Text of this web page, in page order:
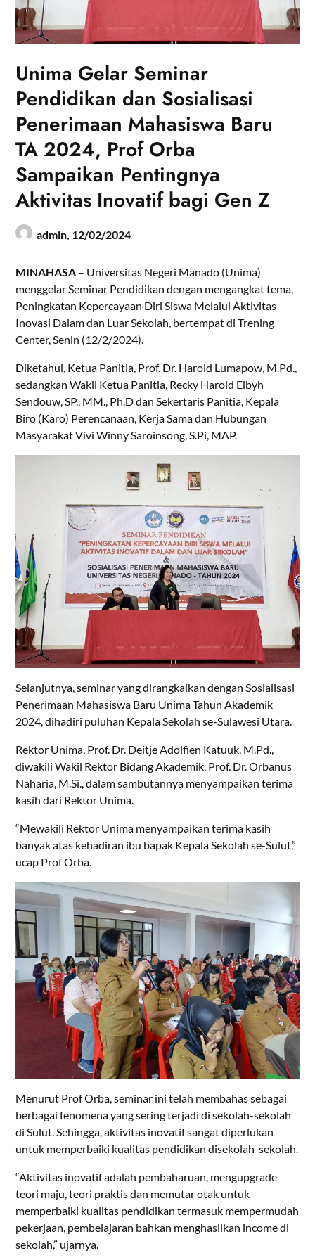
Unima Gelar Seminar
Pendidikan dan Sosialisasi
Penerimaan Mahasiswa Baru
TA 2024, Prof Orba
Sampaikan Pentingnya
Aktivitas Inovatif bagi Gen Z
admin, 12/02/2024
MINAHASA – Universitas Negeri Manado (Unima)
menggelar Seminar Pendidikan dengan mengangkat tema,
Peningkatan Kepercayaan Diri Siswa Melalui Aktivitas
Inovasi Dalam dan Luar Sekolah, bertempat di Trening
Center, Senin (12/2/2024).
Diketahui, Ketua Panitia, Prof. Dr. Harold Lumapow, M.Pd.,
sedangkan Wakil Ketua Panitia, Recky Harold Elbyh
Sendouw, SP., MM., Ph.D dan Sekertaris Panitia, Kepala
Biro (Karo) Perencanaan, Kerja Sama dan Hubungan
Masyarakat Vivi Winny Saroinsong, S.Pi, MAP.
Selanjutnya, seminar yang dirangkaikan dengan Sosialisasi
Penerimaan Mahasiswa Baru Unima Tahun Akademik
2024, dihadiri puluhan Kepala Sekolah se-Sulawesi Utara.
Rektor Unima, Prof. Dr. Deitje Adolfien Katuuk, M.Pd.,
diwakili Wakil Rektor Bidang Akademik, Prof. Dr. Orbanus
Naharia, M.Si., dalam sambutannya menyampaikan terima
kasih dari Rektor Unima.
“Mewakili Rektor Unima menyampaikan terima kasih
banyak atas kehadiran ibu bapak Kepala Sekolah se-Sulut,”
ucap Prof Orba.
Menurut Prof Orba, seminar ini telah membahas sebagai
berbagai fenomena yang sering terjadi di sekolah-sekolah
di Sulut. Sehingga, aktivitas inovatif sangat diperlukan
untuk memperbaiki kualitas pendidikan disekolah-sekolah.
“Aktivitas inovatif adalah pembaharuan, mengupgrade
teori maju, teori praktis dan memutar otak untuk
memperbaiki kualitas pendidikan termasuk mempermudah
pekerjaan, pembelajaran bahkan menghasilkan income di
sekolah,” ujarnya.